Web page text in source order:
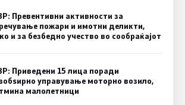
Превентивни активности за
пожари и имотни деликти,
и за безбедно учество во сообраќајот
Приведени 15 лица поради
управување моторно возило,
малолетници